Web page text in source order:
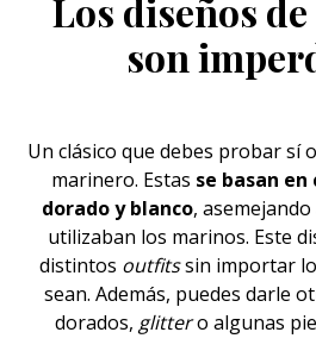
Los diseños
son
Un clásico que debes probar sí
marinero. Estas se basan
dorado y blanco,
utilizaban los marinos. Este
distintos outfitssin importar
sean. Además, puedes darle
dorados, glittero algunas